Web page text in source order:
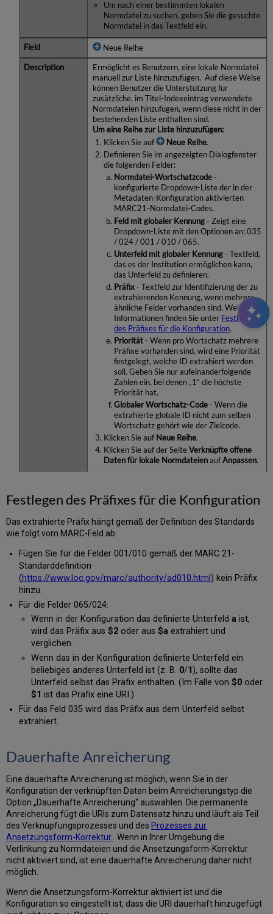
Um nach einer bestimmten lokalen
Normdatei zu suchen, geben Sie die gesuchte
Normdatei in das Textfeld ein.
Neue Reihe
Ermöglicht es Benutzern, eine lokale Normdatei
manuell zur Liste hinzuzufügen. Auf diese Weise
können Benutzer die Unterstützung für
zusätzliche, im Titel-Indexeintrag verwendete
Normdateien hinzufügen, wenn diese nicht in der
bestehenden Liste enthalten sind.
Um eine Reihe zur Liste hinzuzufügen:
Klicken Sie auf
Neue Reihe.
Definieren Sie im angezeigten Dialogfenster
die folgenden Felder:
Normdatei-Wortschatzcode -
konfigurierte Dropdown-Liste der in der
Metadaten-Konfiguration aktivierten
MARC21-Normdatei-Codes.
Feld mit globaler Kennung - Zeigt eine
Dropdown-Liste mit den Optionen an: 035
/ 024 / 001 / 010 / 065.
Unterfeld mit globaler Kennung - Textfeld,
das es der Institution ermöglichen kann,
das Unterfeld zu definieren.
Präfix - Textfeld zur Identifizierung der zu
extrahierenden Kennung, wenn mehrere
ähnliche Felder vorhanden sind. Weitere
Informationen finden Sie unter Festlegen
des Präfixes für die Konfiguration.
Priorität- Wenn pro Wortschatz mehrere
Präfixe vorhanden sind, wird eine Priorität
festgelegt, welche ID extrahiert werden
soll. Geben Sie nur aufeinanderfolgende
Zahlen ein, bei denen „1“ die höchste
Priorität hat.
Globaler Wortschatz-Code - Wenn die
extrahierte globale ID nicht zum selben
Wortschatz gehört wie der Zielcode.
Klicken Sie auf Neue Reihe.
Klicken Sie auf der Seite Verknüpfte offene
Daten für lokale NormdateienaufAnpassen.
Festlegen des Präfixes für die Konfiguration
Das extrahierte Präfix hängt gemäß der Definition des Standards
wie folgt vom MARC-Feld ab:
Fügen Sie für die Felder 001/010 gemäß der MARC 21-
Standarddefinition
(https://www.loc.gov/marc/authority/ad010.html ) kein Präfix
hinzu.
Für die Felder 065/024:
Wenn in der Konfiguration das definierte Unterfeld aist,
wird das Präfix aus $2oder aus $aextrahiert und
verglichen.
Wenn das in der Konfiguration definierte Unterfeld ein
beliebiges anderes Unterfeld ist (z. B. 0/1 ), sollte das
Unterfeld selbst das Präfix enthalten. (Im Falle von $0oder
$1 ist das Präfix eine URI.)
Für das Feld 035 wird das Präfix aus dem Unterfeld selbst
extrahiert.
Dauerhafte Anreicherung
Eine dauerhafte Anreicherung ist möglich, wenn Sie in der
Konfiguration der verknüpften Daten beim Anreicherungstyp die
Option „Dauerhafte Anreicherung“ auswählen. Die permanente
Anreicherung fügt die URIs zum Datensatz hinzu und läuft als Teil
des Verknüpfungsprozesses und desProzesses zur
Ansetzungsform-Korrektur. .Wenn in Ihrer Umgebung die
Verlinkung zu Normdateien und die Ansetzungsform-Korrektur
nicht aktiviert sind, ist eine dauerhafte Anreicherung daher nicht
möglich.
Wenn die Ansetzungsform-Korrektur aktiviert ist und die
Konfiguration so eingestellt ist, dass die URI dauerhaft hinzugefügt